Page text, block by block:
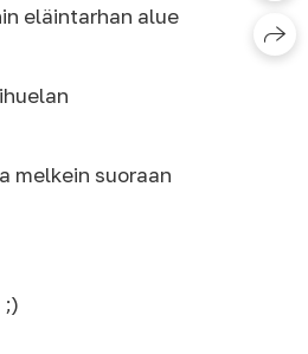
eläintarhan alue
melkein suoraan
;)